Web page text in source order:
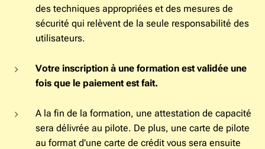
des techniques appropriées et des mesures de
sécurité qui relèvent de la seule responsabilité des
utilisateurs.
Votre inscription à une formation est validée une
fois que le paiement est fait.
A la fin de la formation, une attestation de capacité
sera délivrée au pilote. De plus, une carte de pilote
au format d'une carte de crédit vous sera ensuite